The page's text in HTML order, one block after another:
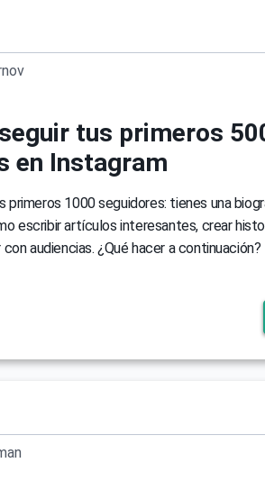
tus primeros
en Instagram
primeros 1000 seguidores: tienes una
escribir artículos interesantes, crear
audiencias. ¿Qué hacer a continuación?